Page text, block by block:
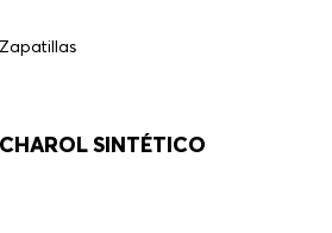
Zapatillas
SINTÉTICO